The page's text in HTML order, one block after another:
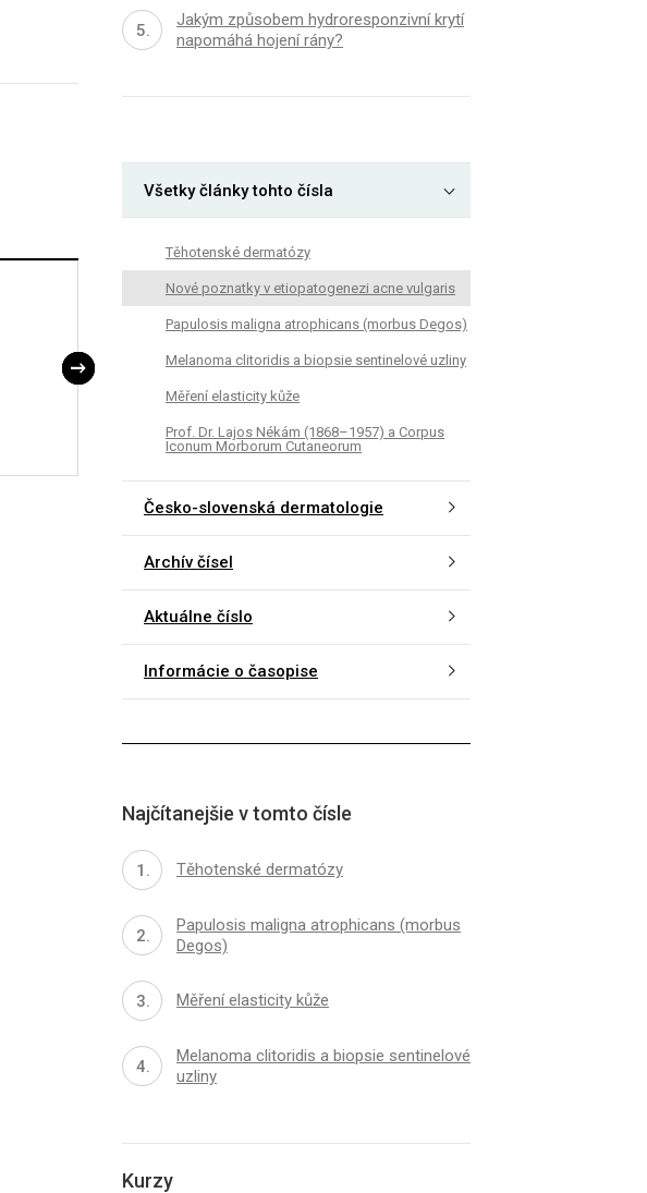
Melanoma clitoridis a biopsie
sentinelové uzliny
Jakým způsobem hydroresponzivní krytí
napomáhá hojení rány?
Všetky články tohto čísla
Těhotenské dermatózy
Nové poznatky v etiopatogenezi acne vulgaris
Papulosis maligna atrophicans (morbus Degos)
Melanoma clitoridis a biopsie sentinelové uzliny
Měření elasticity kůže
Prof. Dr. Lajos Nékám (1868–1957) a Corpus
Iconum Morborum Cutaneorum
Česko-slovenská dermatologie
Archív čísel
Aktuálne číslo
Informácie o časopise
Najčítanejšie v tomto čísle
Těhotenské dermatózy
Papulosis maligna atrophicans (morbus
Degos)
Měření elasticity kůže
Melanoma clitoridis a biopsie sentinelové
uzliny
Kurzy